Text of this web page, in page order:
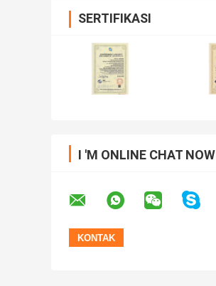
SERTIFIKASI
I 'M ONLINE CHAT NOW